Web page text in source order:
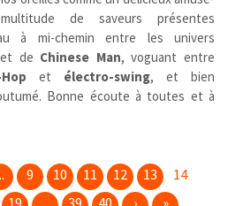
de saveurs présentes
à mi-chemin entre les univers
et de Chinese Man, voguant entre
et électro-swing, et bien
Bonne écoute à toutes et à
9 10 11 12 13
14